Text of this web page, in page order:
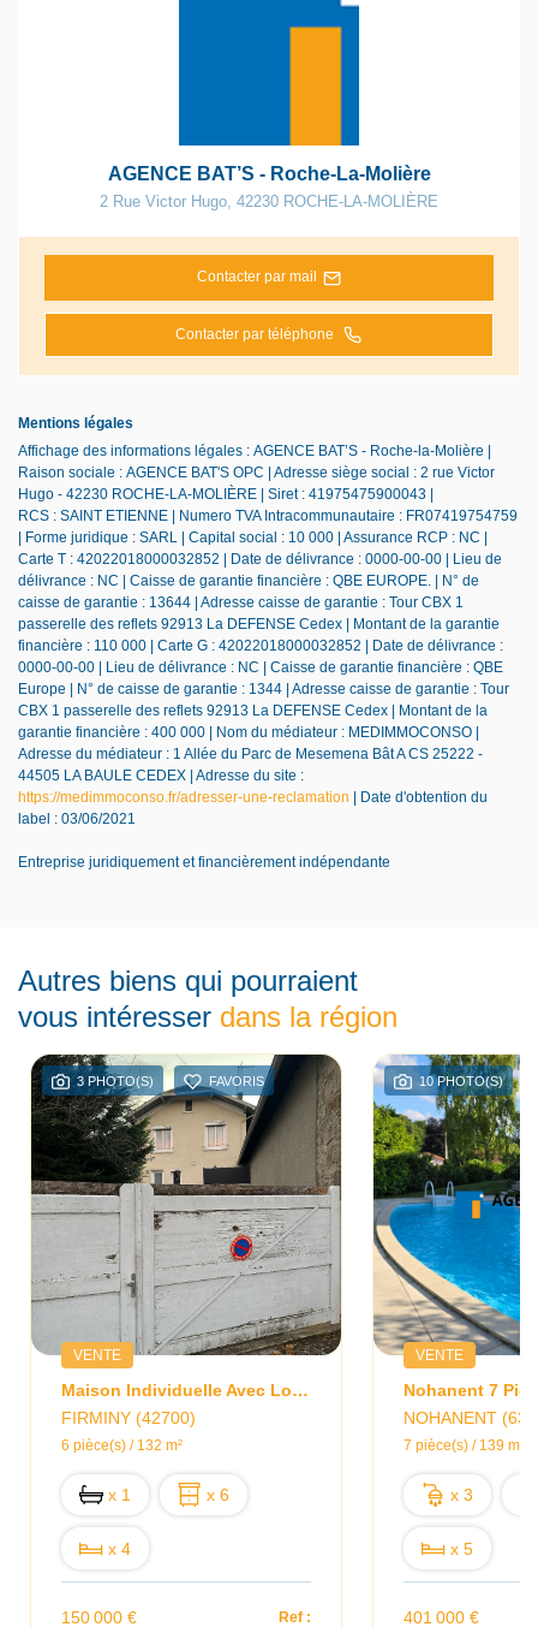
AGENCE BAT’S - Roche-La-Molière
2 Rue Victor Hugo, 42230 ROCHE-LA-MOLIÈRE
Contacter par mail
Contacter par téléphone
Mentions légales
Affichage des informations légales : AGENCE BAT’S - Roche-la-Molière |
Raison sociale : AGENCE BAT'S OPC | Adresse siège social : 2 rue Victor
Hugo - 42230 ROCHE-LA-MOLIÈRE | Siret : 41975475900043 |
RCS : SAINT ETIENNE | Numero TVA Intracommunautaire : FR07419754759
| Forme juridique : SARL | Capital social : 10 000 | Assurance RCP : NC |
Carte T : 42022018000032852 | Date de délivrance : 0000-00-00 | Lieu de
délivrance : NC | Caisse de garantie financière : QBE EUROPE. | N° de
caisse de garantie : 13644 | Adresse caisse de garantie : Tour CBX 1
passerelle des reflets 92913 La DEFENSE Cedex | Montant de la garantie
financière : 110 000 | Carte G : 42022018000032852 | Date de délivrance :
0000-00-00 | Lieu de délivrance : NC | Caisse de garantie financière : QBE
Europe | N° de caisse de garantie : 1344 | Adresse caisse de garantie : Tour
CBX 1 passerelle des reflets 92913 La DEFENSE Cedex | Montant de la
garantie financière : 400 000 | Nom du médiateur : MEDIMMOCONSO |
Adresse du médiateur : 1 Allée du Parc de Mesemena Bât A CS 25222 -
44505 LA BAULE CEDEX | Adresse du site :
https://medimmoconso.fr/adresser-une-reclamation | Date d'obtention du
label : 03/06/2021
Entreprise juridiquement et financièrement indépendante
Autres biens qui pourraient
vous intéresser dans la région
3 PHOTO(S) FAVORIS
VENTE
Maison Individuelle Avec Locataire En Place
FIRMINY (42700)
6 pièce(s) / 132 m²
x 1 x 6
x 4
150 000 €
Ref :
10 PHOTO(S)
VENTE
NOHANENT
7 pièce(s) / 139 m²
x 3
x 5
401 000 €